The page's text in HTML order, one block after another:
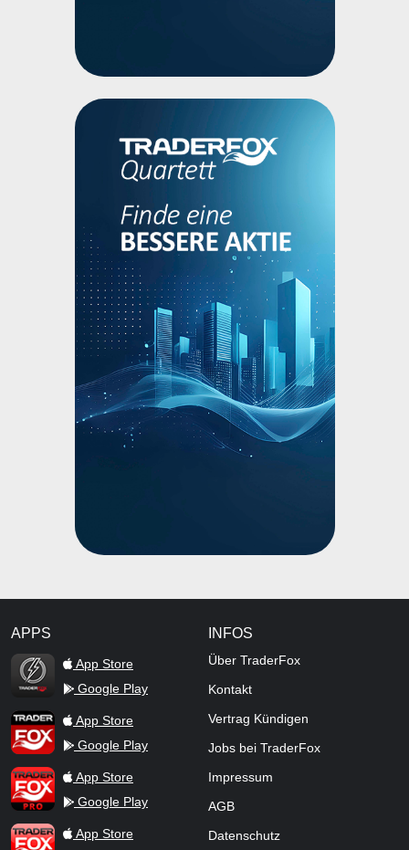
APPS
TraderFox Flash
App Store
Google Play
TraderFox AppApp Store
Google Play
TraderFox ProApp Store
Google Play
TraderFox dpa-AFX ProFeed
App Store
INFOS
Über TraderFox
Kontakt
Vertrag Kündigen
Jobs bei TraderFox
Impressum
AGB
Datenschutz